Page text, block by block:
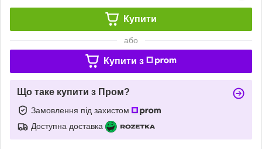
Купити
або
Купити з
Що таке купити з Пром?
Замовлення під захистом
Доступна доставка